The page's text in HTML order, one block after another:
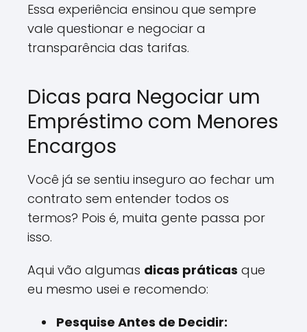
Essa experiência ensinou que sempre
vale questionar e negociar a
transparência das tarifas.
Dicas para Negociar um
Empréstimo com Menores
Encargos
Você já se sentiu inseguro ao fechar um
contrato sem entender todos os
termos? Pois é, muita gente passa por
isso.
Aqui vão algumas dicas práticas que
eu mesmo usei e recomendo:
Pesquise Antes de Decidir: